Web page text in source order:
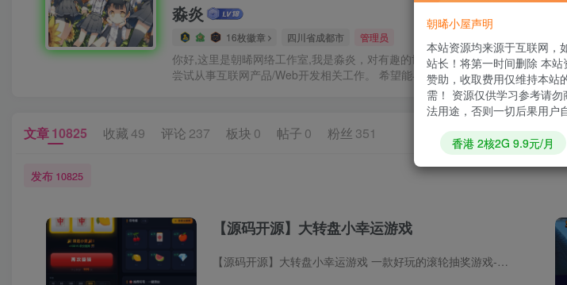
淼炎
16枚徽章 四川省成都市 管理员
你好,这里是朝晞网络工作室,我是淼炎，对有趣的世界和可能有趣的你感到好奇,
尝试从事互联网产品/Web开发相关工作。 希望能与你在比特之海的繁星之下相
文章10825 收藏 49 评论 237 板块 0 帖子 0 粉丝 351
发布 10825
【源码开源】大转盘小幸运游戏
【源码开源】大转盘小幸运游戏 一款好玩的滚轮抽奖游戏-核心玩法机制 这款游戏的核心逻辑非常直观，属于经典的“拉霸机”模式： 基本规则：玩家消耗一定的“积分”作为筹码，点击“旋转”按钮，...
朝晞小屋声明
本站资源均来源于互联网，
站长！将第一时间删除 本站
赞助，收取费用仅维持本站
需！ 资源仅供学习参考请
法用途，否则一切后果用户
香港 2核2G 9.9元/月